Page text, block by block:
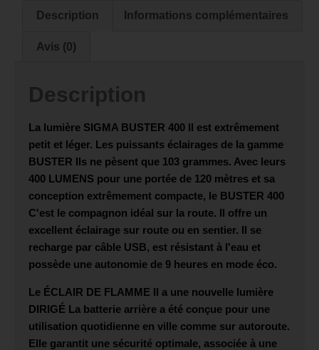
Description Informations complémentaires
Avis (0)
Description
La lumière SIGMA BUSTER 400 Il est extrêmement
petit et léger. Les puissants éclairages de la gamme
BUSTER Ils ne pèsent que 103 grammes. Avec leurs
400 LUMENS pour une portée de 120 mètres et sa
conception extrêmement compacte, le BUSTER 400
C'est le compagnon idéal sur la route. Il offre un
excellent éclairage sur route ou en sentier. Il se
recharge par câble USB, est résistant à l'eau et
possède une autonomie de 9 heures en mode éco.
Le ÉCLAIR DE FLAMME Il a une nouvelle lumière
DIRIGÉ La batterie arrière a été conçue pour une
utilisation quotidienne en ville comme sur autoroute.
Elle garantit une sécurité optimale, associée à une